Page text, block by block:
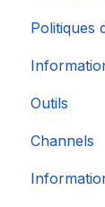
Politiques
Outils
Channels